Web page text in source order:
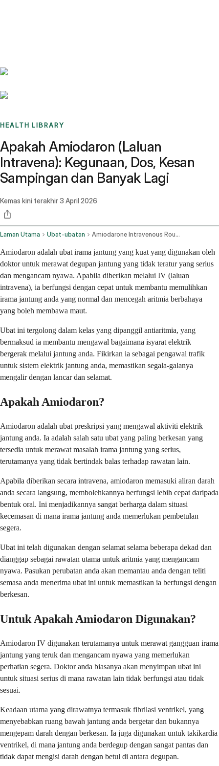
HEALTH LIBRARY
Apakah Amiodaron (Laluan
Intravena): Kegunaan, Dos, Kesan
Sampingan dan Banyak Lagi
Kemas kini terakhir3 April 2026
Laman Utama Ubat-ubatan Amiodarone Intravenous Route
Amiodaron adalah ubat irama jantung yang kuat yang digunakan oleh
doktor untuk merawat degupan jantung yang tidak teratur yang serius
dan mengancam nyawa. Apabila diberikan melalui IV (laluan
intravena), ia berfungsi dengan cepat untuk membantu memulihkan
irama jantung anda yang normal dan mencegah aritmia berbahaya
yang boleh membawa maut.
Ubat ini tergolong dalam kelas yang dipanggil antiaritmia, yang
bermaksud ia membantu mengawal bagaimana isyarat elektrik
bergerak melalui jantung anda. Fikirkan ia sebagai pengawal trafik
untuk sistem elektrik jantung anda, memastikan segala-galanya
mengalir dengan lancar dan selamat.
Apakah Amiodaron?
Amiodaron adalah ubat preskripsi yang mengawal aktiviti elektrik
jantung anda. Ia adalah salah satu ubat yang paling berkesan yang
tersedia untuk merawat masalah irama jantung yang serius,
terutamanya yang tidak bertindak balas terhadap rawatan lain.
Apabila diberikan secara intravena, amiodaron memasuki aliran darah
anda secara langsung, membolehkannya berfungsi lebih cepat daripada
bentuk oral. Ini menjadikannya sangat berharga dalam situasi
kecemasan di mana irama jantung anda memerlukan pembetulan
segera.
Ubat ini telah digunakan dengan selamat selama beberapa dekad dan
dianggap sebagai rawatan utama untuk aritmia yang mengancam
nyawa. Pasukan perubatan anda akan memantau anda dengan teliti
semasa anda menerima ubat ini untuk memastikan ia berfungsi dengan
berkesan.
Untuk Apakah Amiodaron Digunakan?
Amiodaron IV digunakan terutamanya untuk merawat gangguan irama
jantung yang teruk dan mengancam nyawa yang memerlukan
perhatian segera. Doktor anda biasanya akan menyimpan ubat ini
untuk situasi serius di mana rawatan lain tidak berfungsi atau tidak
sesuai.
Keadaan utama yang dirawatnya termasuk fibrilasi ventrikel, yang
menyebabkan ruang bawah jantung anda bergetar dan bukannya
mengepam darah dengan berkesan. Ia juga digunakan untuk takikardia
ventrikel, di mana jantung anda berdegup dengan sangat pantas dan
tidak dapat mengisi darah dengan betul di antara degupan.